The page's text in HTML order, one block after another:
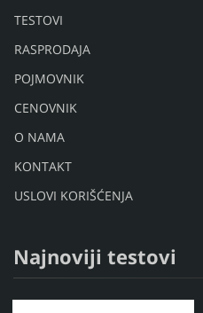
TESTOVI
RASPRODAJA
POJMOVNIK
CENOVNIK
O NAMA
KONTAKT
USLOVI KORIŠĆENJA
Najnoviji testovi